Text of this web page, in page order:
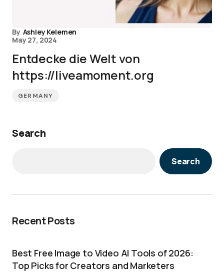
By Ashley Kelemen
May 27, 2024
Entdecke die Welt von
https://liveamoment.org
GERMANY
Search
Search
Recent Posts
Best Free Image to Video AI Tools of 2026:
Top Picks for Creators and Marketers